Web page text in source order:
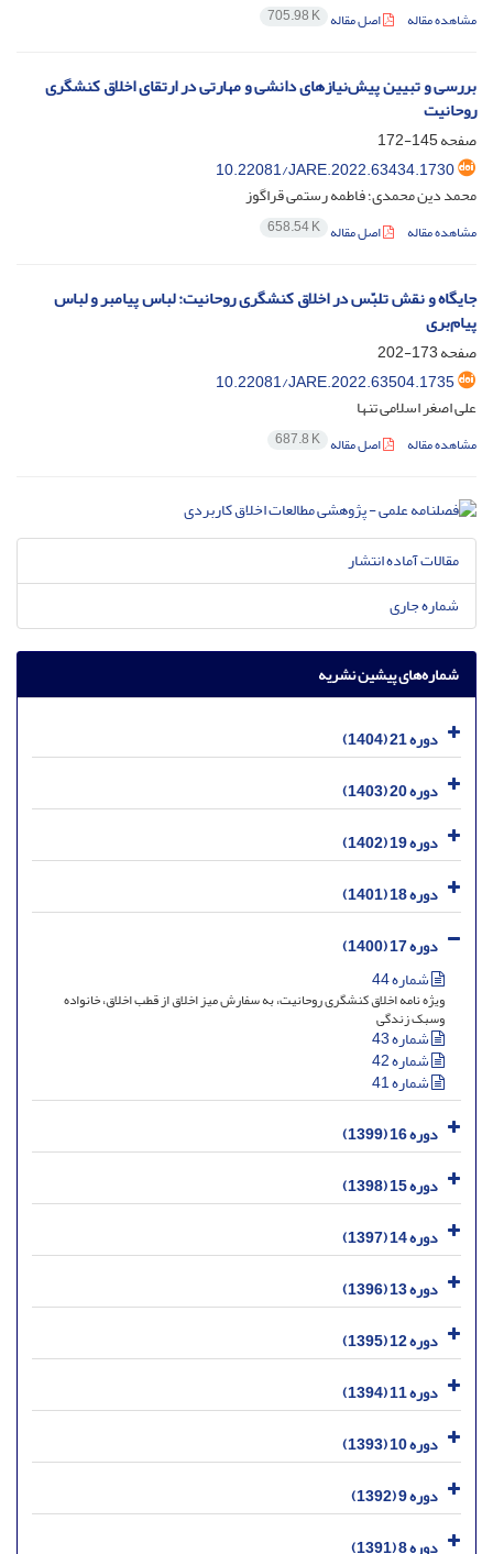
مشاهده مقاله اصل مقاله 705.98 K
بررسی و تبیین پیش‌نیازهای دانشی و مهارتی در ارتقای اخلاق کنشگری
روحانیت
صفحه145-172
10.22081/JARE.2022.63434.1730
محمد دین محمدی؛ فاطمه رستمی قراگوز
مشاهده مقاله اصل مقاله 658.54 K
جایگاه و نقش تلبّس در اخلاق کنشگری روحانیت: لباس پیامبر و لباس
پیام‌بری
صفحه173-202
10.22081/JARE.2022.63504.1735
علی اصغر اسلامی تنها
مشاهده مقاله اصل مقاله 687.8 K
مقالات آماده انتشار
شماره جاری
شماره‌های پیشین نشریه
دوره 21 (1404)
دوره 20 (1403)
دوره 19 (1402)
دوره 18 (1401)
دوره 17 (1400)
شماره 44
ویژه نامه اخلاق کنشگری روحانیت، به سفارش میز اخلاق از قطب اخلاق، خانواده
وسبک زندگی
شماره 43
شماره 42
شماره 41
دوره 16 (1399)
دوره 15 (1398)
دوره 14 (1397)
دوره 13 (1396)
دوره 12 (1395)
دوره 11 (1394)
دوره 10 (1393)
دوره 9 (1392)
دوره 8 (1391)